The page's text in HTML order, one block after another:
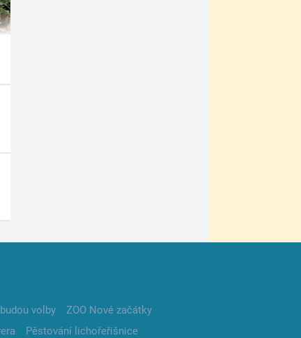
volby
ZOO Nové začátky
Pěstování lichořeřišnice